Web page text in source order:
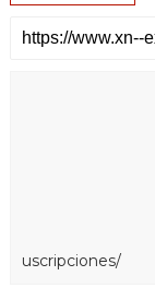
uscripciones/